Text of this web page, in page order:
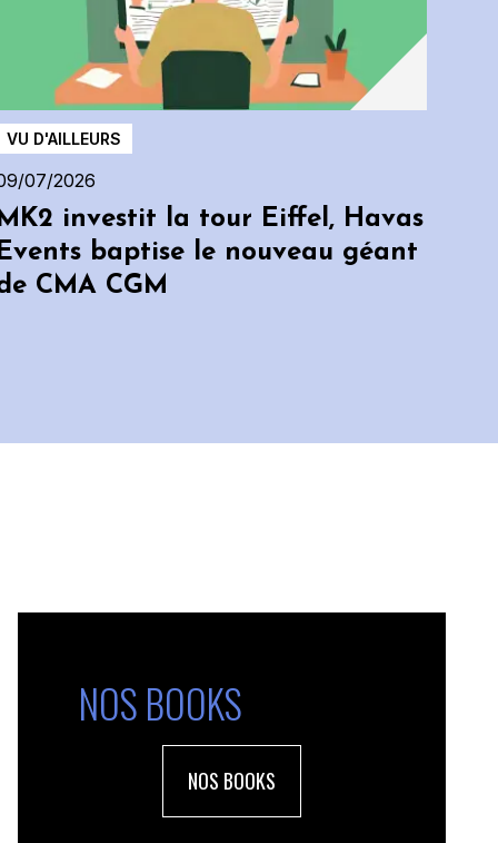
VU D'AILLEURS
07/2026
investit la tour Eiffel, Havas
baptise le nouveau géant
CMA CGM
NOS BOOKS
NOS BOOKS